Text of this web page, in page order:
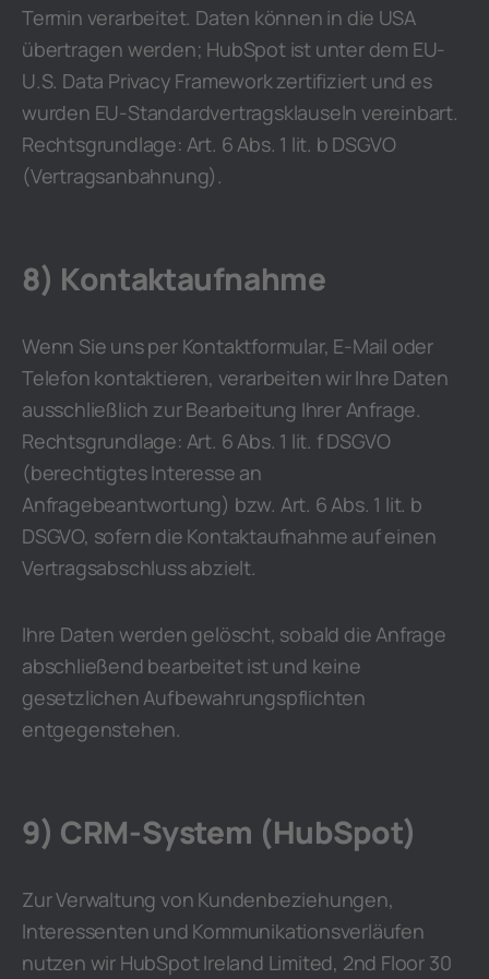
Termin verarbeitet. Daten können in die USA
übertragen werden; HubSpot ist unter dem EU-
U.S. Data Privacy Framework zertifiziert und es
wurden EU-Standardvertragsklauseln vereinbart.
Rechtsgrundlage: Art. 6 Abs. 1 lit. b DSGVO
(Vertragsanbahnung).
8) Kontaktaufnahme
Wenn Sie uns per Kontaktformular, E-Mail oder
Telefon kontaktieren, verarbeiten wir Ihre Daten
ausschließlich zur Bearbeitung Ihrer Anfrage.
Rechtsgrundlage: Art. 6 Abs. 1 lit. f DSGVO
(berechtigtes Interesse an
Anfragebeantwortung) bzw. Art. 6 Abs. 1 lit. b
DSGVO, sofern die Kontaktaufnahme auf einen
Vertragsabschluss abzielt.
Ihre Daten werden gelöscht, sobald die Anfrage
abschließend bearbeitet ist und keine
gesetzlichen Aufbewahrungspflichten
entgegenstehen.
9) CRM-System (HubSpot)
Zur Verwaltung von Kundenbeziehungen,
Interessenten und Kommunikationsverläufen
nutzen wir HubSpot Ireland Limited, 2nd Floor 30